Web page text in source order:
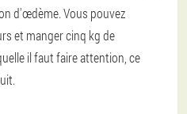
d'œdème. Vous pouvez
et manger cinq kg de
il faut faire attention, ce